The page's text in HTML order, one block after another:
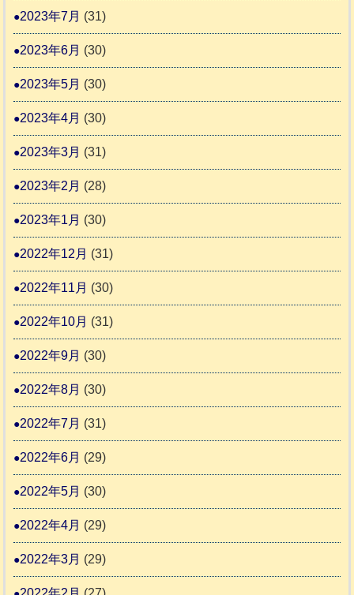
2023年7月 (31)
2023年6月 (30)
2023年5月 (30)
2023年4月 (30)
2023年3月 (31)
2023年2月 (28)
2023年1月 (30)
2022年12月 (31)
2022年11月 (30)
2022年10月 (31)
2022年9月 (30)
2022年8月 (30)
2022年7月 (31)
2022年6月 (29)
2022年5月 (30)
2022年4月 (29)
2022年3月 (29)